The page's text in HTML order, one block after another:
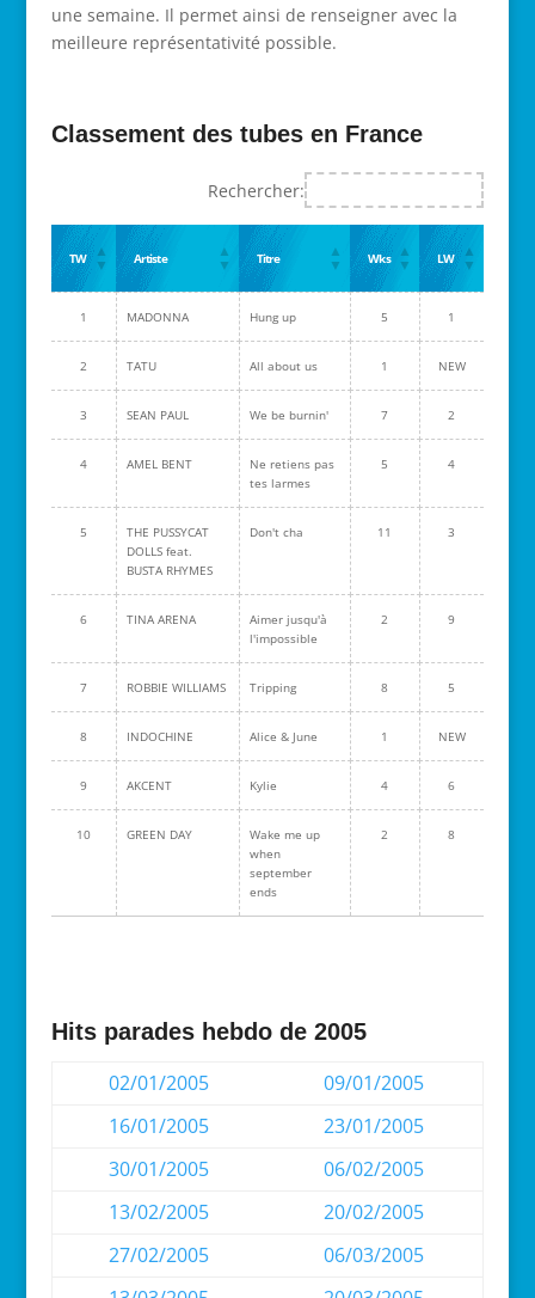
une semaine. Il permet ainsi de renseigner avec la
meilleure représentativité possible.
Classement des tubes en France
Rechercher:
TW Artiste Titre Wks LW
1 MADONNA Hung up 5 1
2 TATU All about us 1 NEW
3 SEAN PAUL We be burnin' 7 2
4 AMEL BENT
Ne retiens pas
tes larmes
5 4
5
THE PUSSYCAT
DOLLS feat.
BUSTA RHYMES
Don't cha 11 3
6 TINA ARENA
Aimer jusqu'à
l'impossible
2 9
7 ROBBIE WILLIAMS Tripping 8 5
8 INDOCHINE Alice & June 1 NEW
9 AKCENT Kylie 4 6
10 GREEN DAY
Wake me up
when
september
ends
2 8
Hits parades hebdo de 2005
02/01/2005
09/01/2005
16/01/2005
23/01/2005
30/01/2005
06/02/2005
13/02/2005
20/02/2005
27/02/2005
06/03/2005